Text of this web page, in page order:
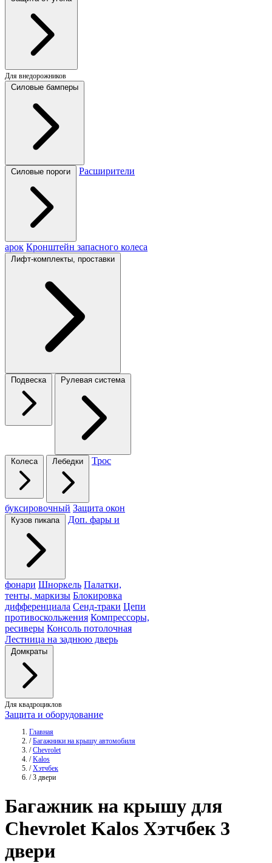
Для внедорожников
Силовые бамперы
Силовые пороги Расширители
арок Кронштейн запасного колеса
Лифт-комплекты, проставки
Подвеска Рулевая система
Колеса Лебедки Трос
буксировочный Защита окон
Кузов пикапа Доп. фары и
фонари Шноркель Палатки,
тенты, маркизы Блокировка
дифференциала Сенд-траки Цепи
противоскольжения Компрессоры,
ресиверы Консоль потолочная
Лестница на заднюю дверь
Домкраты
Для квадроциклов
Защита и оборудование
Главная
/ Багажники на крышу автомобиля
/ Chevrolet
/ Kalos
/ Хэтчбек
/ 3 двери
Багажникна крышу для
Chevrolet Kalos Хэтчбек 3
двери